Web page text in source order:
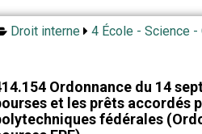
Droit interne 4 École - Science -
Ordonnance du 14
et les prêts accordés
fédérales